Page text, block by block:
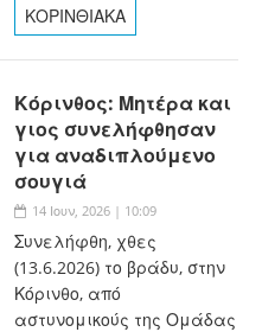
ΚΟΡΙΝΘΙΑΚΑ
Κόρινθος: Μητέρα και
γιος συνελήφθησαν
για αναδιπλούμενο
σουγιά
14 Ιουν, 2026 | 10:09
Συνελήφθη, χθες
(13.6.2026) το βράδυ, στην
Κόρινθο, από
αστυνομικούς της Ομάδας